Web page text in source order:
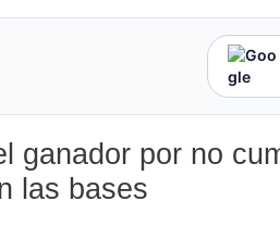
ganador por no
las bases